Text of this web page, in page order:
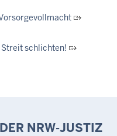
schlichten!
schlichten!
unterstützt
Gewalt
NRW-JUSTIZ